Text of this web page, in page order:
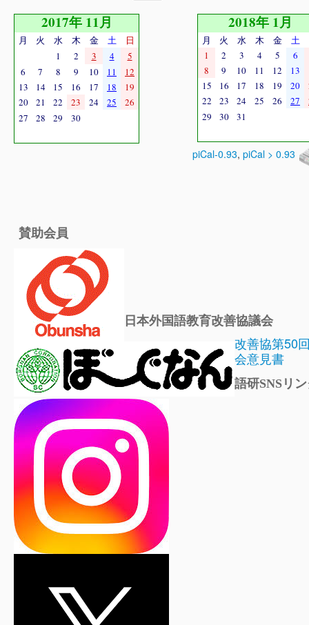
2017年 11月
月 火 水 木 金 土
日
1
2 3 4
5
6
7 8 9 10 11
12
13
14 15 16 17 18
19
20
21 22 23 24 25
26
27
28 29 30
2018年 1月
月 火 水 木 金 土
1
2 3 4 5
6
8
9 10 11 12 13
15
16 17 18 19 20
22
23 24 25 26 27
29
30 31
piCal-0.93, piCal > 0.93
賛助会員
日本外国語教育改善協議会
改善協第50
会意見書
語研SNSリ